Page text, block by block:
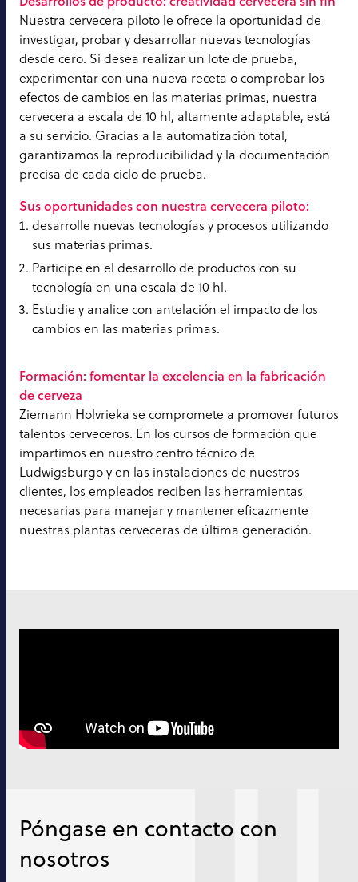
Nuestra cervecera piloto le ofrece la oportunidad de
investigar, probar y desarrollar nuevas tecnologías
desde cero. Si desea realizar un lote de prueba,
experimentar con una nueva receta o comprobar los
efectos de cambios en las materias primas, nuestra
cervecera a escala de 10 hl, altamente adaptable, está
a su servicio. Gracias a la automatización total,
garantizamos la reproducibilidad y la documentación
precisa de cada ciclo de prueba.
Sus oportunidades con nuestra cervecera piloto:
desarrolle nuevas tecnologías y procesos utilizando
sus materias primas.
Participe en el desarrollo de productos con su
tecnología en una escala de 10 hl.
Estudie y analice con antelación el impacto de los
cambios en las materias primas.
Formación: fomentar la excelencia en la fabricación
de cerveza
Ziemann Holvrieka se compromete a promover futuros
talentos cerveceros. En los cursos de formación que
impartimos en nuestro centro técnico de
Ludwigsburgo y en las instalaciones de nuestros
clientes, los empleados reciben las herramientas
necesarias para manejar y mantener eficazmente
nuestras plantas cerveceras de última generación.
Póngase en contacto con
nosotros